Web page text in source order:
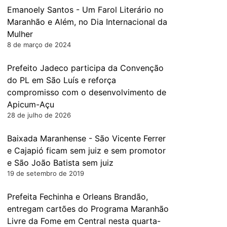
Emanoely Santos - Um Farol Literário no
Maranhão e Além, no Dia Internacional da
Mulher
8 de março de 2024
Prefeito Jadeco participa da Convenção
do PL em São Luís e reforça
compromisso com o desenvolvimento de
Apicum-Açu
28 de julho de 2026
Baixada Maranhense - São Vicente Ferrer
e Cajapió ficam sem juiz e sem promotor
e São João Batista sem juiz
19 de setembro de 2019
Prefeita Fechinha e Orleans Brandão,
entregam cartões do Programa Maranhão
Livre da Fome em Central nesta quarta-